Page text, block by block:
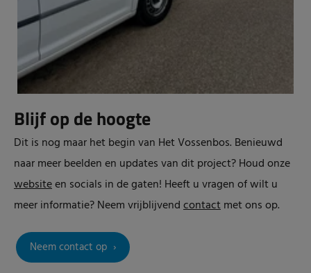
Blijf op de hoogte
Dit is nog maar het begin van Het Vossenbos. Benieuwd
naar meer beelden en updates van dit project?Houd onze
websiteen socials in de gaten! Heeft u vragen of wilt u
meer informatie? Neem vrijblijvendcontactmet ons op.
Neem contact op